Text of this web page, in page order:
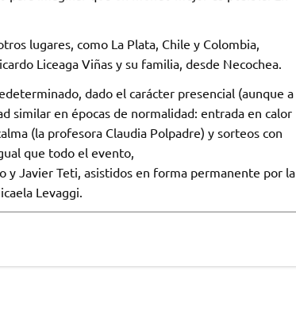
lugares, como La Plata, Chile y Colombia,
Liceaga Viñas y su familia, desde Necochea.
dado el carácter presencial (aunque a
similar en épocas de normalidad: entrada en calor
(la profesora Claudia Polpadre) y sorteos con
que todo el evento,
y Javier Teti, asistidos en forma permanente por la
Levaggi.